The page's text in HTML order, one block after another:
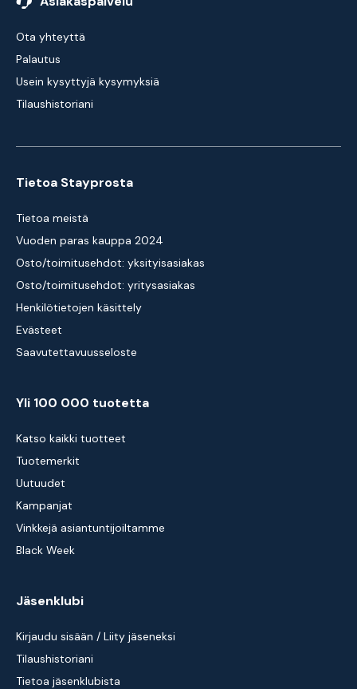
Ota yhteyttä
Palautus
Usein kysyttyjä kysymyksiä
Tilaushistoriani
Tietoa Stayprosta
Tietoa meistä
Vuoden paras kauppa 2024
Osto/toimitusehdot: yksityisasiakas
Osto/toimitusehdot: yritysasiakas
Henkilötietojen käsittely
Evästeet
Saavutettavuusseloste
Yli 100 000 tuotetta
Katso kaikki tuotteet
Tuotemerkit
Uutuudet
Kampanjat
Vinkkejä asiantuntijoiltamme
Black Week
Jäsenklubi
Kirjaudu sisään / Liity jäseneksi
Tilaushistoriani
Tietoa jäsenklubista